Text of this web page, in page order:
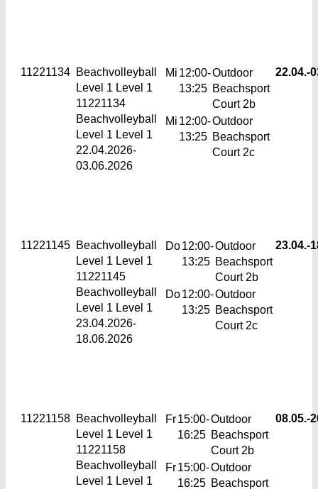
11221134 Beachvolleyball
Level 1 Level 1
11221134
Beachvolleyball
Level 1 Level 1
22.04.2026-
03.06.2026
Mi 12:00-
13:25
Outdoor
Beachsport
Court 2b
Mi 12:00-
13:25
Outdoor
Beachsport
Court 2c
22.04.-
11221145 Beachvolleyball
Level 1 Level 1
11221145
Beachvolleyball
Level 1 Level 1
23.04.2026-
18.06.2026
Do12:00-
13:25
Outdoor
Beachsport
Court 2b
Do12:00-
13:25
Outdoor
Beachsport
Court 2c
23.04.-
11221158 Beachvolleyball
Level 1 Level 1
11221158
Beachvolleyball
Level 1 Level 1
Fr15:00-
16:25
Outdoor
Beachsport
Court 2b
Fr15:00-
16:25
Outdoor
Beachsport
08.05.-